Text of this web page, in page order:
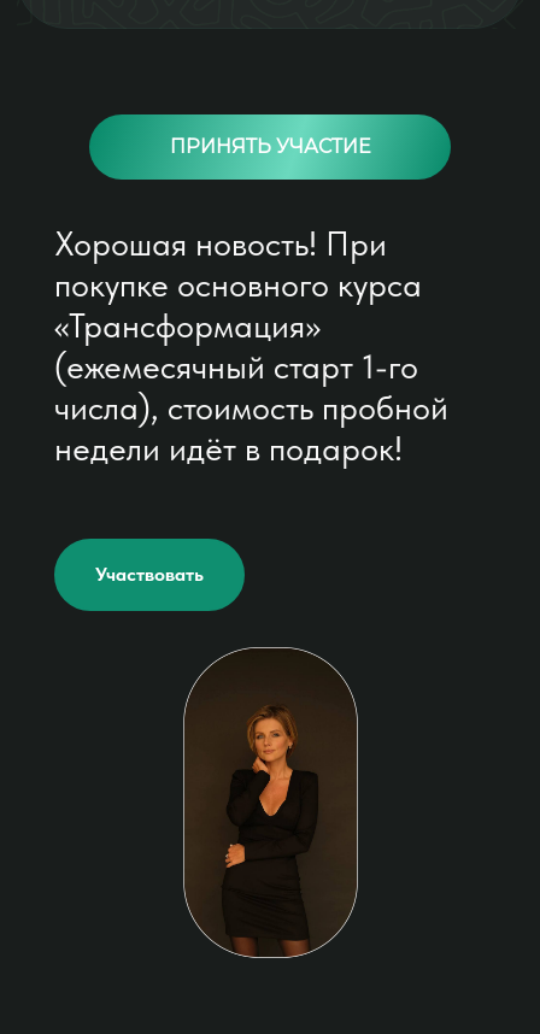
ПРИНЯТЬ УЧАСТИЕ
Хорошая новость! При
покупке основного курса
«Трансформация»
(ежемесячный старт 1-го
числа), стоимость пробной
недели идёт в подарок!
Участвовать